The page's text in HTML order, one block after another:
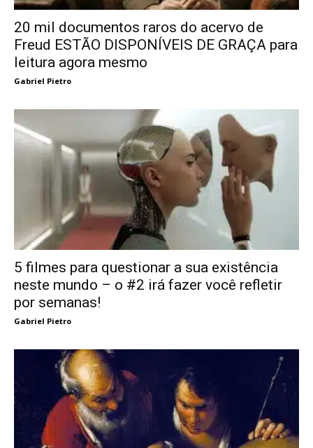
20 mil documentos raros do acervo de
Freud ESTÃO DISPONÍVEIS DE GRAÇA para
leitura agora mesmo
Gabriel Pietro
5 filmes para questionar a sua existência
neste mundo – o #2 irá fazer você refletir
por semanas!
Gabriel Pietro